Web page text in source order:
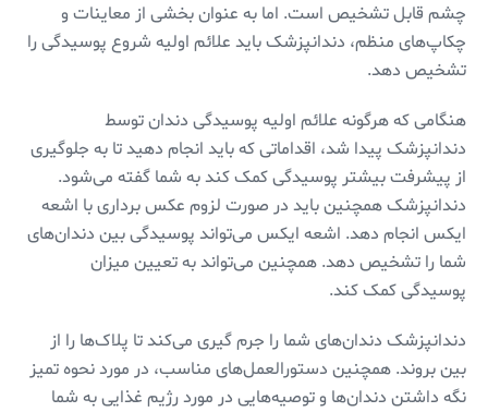
چشم قابل تشخیص است. اما به عنوان بخشی از معاینات و
چکاپ‌های منظم، دندانپزشک باید علائم اولیه شروع پوسیدگی را
تشخیص دهد.
هنگامی که هرگونه علائم اولیه پوسیدگی دندان توسط
دندانپزشک پیدا شد، اقداماتی که باید انجام دهید تا به جلوگیری
از پیشرفت بیشتر پوسیدگی کمک کند به شما گفته می‌شود.
دندانپزشک همچنین باید در صورت لزوم عکس برداری با اشعه
ایکس انجام دهد. اشعه ایکس می‌تواند پوسیدگی بین دندان‌های
شما را تشخیص دهد. همچنین می‌تواند به تعیین میزان
پوسیدگی کمک کند.
دندانپزشک دندان‌های شما را جرم گیری می‌کند تا پلاک‌ها را از
بین بروند. همچنین دستورالعمل‌های مناسب، در مورد نحوه تمیز
نگه داشتن دندان‌ها و توصیه‌هایی در مورد رژیم غذایی به شما